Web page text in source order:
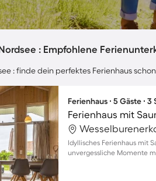
: Empfohlene
: finde dein perfektes Ferienhaus
Ferienhaus ∙ 5 Gäste ∙
Idyllisches Ferienhaus mit
unvergessliche Momente